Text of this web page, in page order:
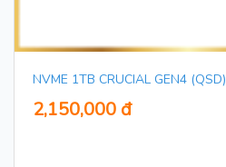
NVME 1TB CRUCIAL GEN4 (QSD)
2,150,000 đ